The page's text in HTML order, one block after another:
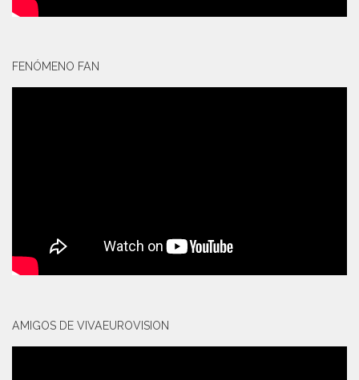
FENÓMENO FAN
AMIGOS DE VIVAEUROVISION